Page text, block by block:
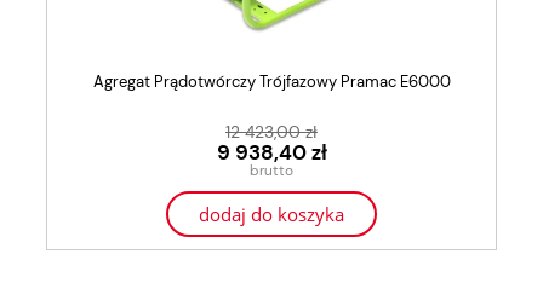
Agregat Prądotwórczy Trójfazowy Pramac E6000
12 423,00 zł
9 938,40 zł
dodaj do koszyka